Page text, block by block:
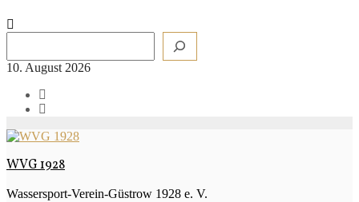
Zum
10. August 2026
WVG 1928
Wassersport-Verein-Güstrow 1928 e. V.